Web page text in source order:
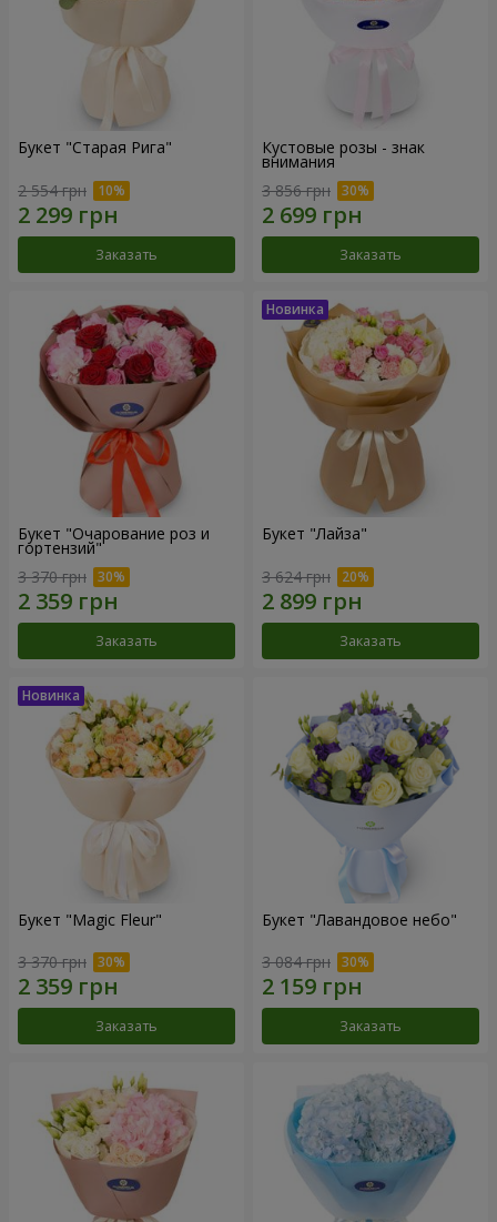
Букет "Старая Рига"
2 554 грн
Заказать
Кустовые розы - знак
внимания
3 856 грн
Заказать
Букет "Очарование роз и
гортензий"
3 370 грн
Заказать
Букет "Лайза"
3 624 грн
Заказать
Букет "Magic Fleur"
3 370 грн
Заказать
Букет "Лавандовое небо"
3 084 грн
Заказать